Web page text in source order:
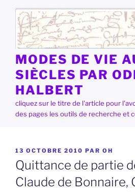
contenu
principal
MODES DE VIE
SIÈCLES PAR
HALBERT
cliquez sur le titre de l'article pour
des pages les outils de recherche et
PUBLIÉ
LE
13 OCTOBRE 2010 PAR OH
Quittance de partie
Claude de Bonnaire,